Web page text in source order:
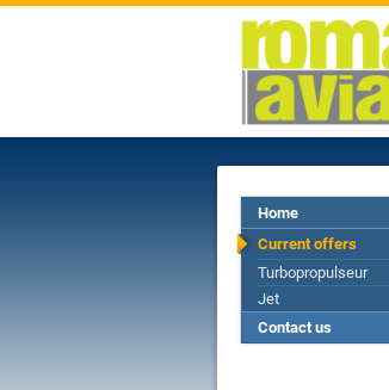
Home
Current offers
Turbopropulseur
Jet
Contact us